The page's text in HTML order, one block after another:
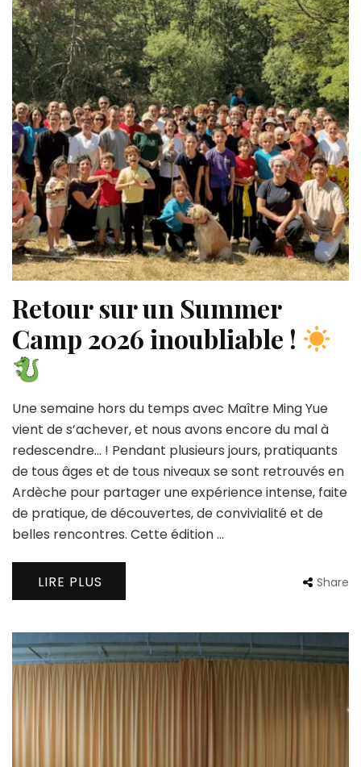
Retour sur un Summer
Camp 2026 inoubliable !
Une semaine hors du temps avec Maître Ming Yue
vient de s’achever, et nous avons encore du mal à
redescendre… ! Pendant plusieurs jours, pratiquants
de tous âges et de tous niveaux se sont retrouvés en
Ardèche pour partager une expérience intense, faite
de pratique, de découvertes, de convivialité et de
belles rencontres. Cette édition …
LIRE PLUS Share